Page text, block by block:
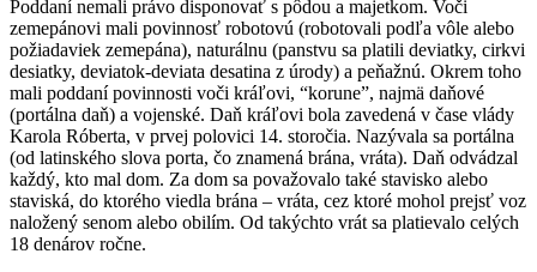
Poddaní nemali právo disponovať s pôdou a majetkom. Voči
zemepánovi mali povinnosť robotovú (robotovali podľa vôle alebo
požiadaviek zemepána), naturálnu (panstvu sa platili deviatky, cirkvi
desiatky, deviatok-deviata desatina z úrody) a peňažnú. Okrem toho
mali poddaní povinnosti voči kráľovi, “korune”, najmä daňové
(portálna daň) a vojenské. Daň kráľovi bola zavedená v čase vlády
Karola Róberta, v prvej polovici 14. storočia. Nazývala sa portálna
(od latinského slova porta, čo znamená brána, vráta). Daň odvádzal
každý, kto mal dom. Za dom sa považovalo také stavisko alebo
staviská, do ktorého viedla brána – vráta, cez ktoré mohol prejsť voz
naložený senom alebo obilím. Od takýchto vrát sa platievalo celých
18 denárov ročne.